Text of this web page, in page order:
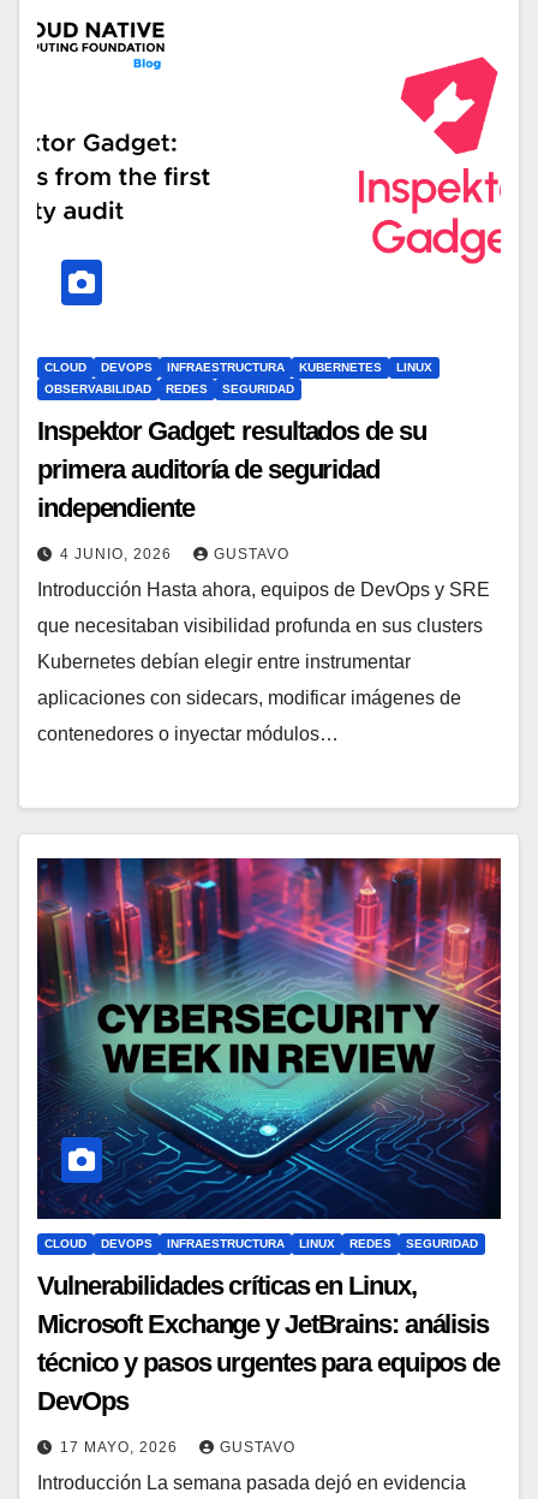
CLOUD DEVOPS INFRAESTRUCTURA KUBERNETES
LINUX
OBSERVABILIDAD
REDES SEGURIDAD
Inspektor Gadget: resultados de su
primera auditoría de seguridad
independiente
4 JUNIO, 2026 GUSTAVO
Introducción Hasta ahora, equipos de DevOps y SRE
que necesitaban visibilidad profunda en sus clusters
Kubernetes debían elegir entre instrumentar
aplicaciones con sidecars, modificar imágenes de
contenedores o inyectar módulos…
CLOUD DEVOPS INFRAESTRUCTURA LINUX REDES SEGURIDAD
Vulnerabilidades críticas en Linux,
Microsoft Exchange y JetBrains: análisis
técnico y pasos urgentes para equipos de
DevOps
17 MAYO, 2026 GUSTAVO
Introducción La semana pasada dejó en evidencia